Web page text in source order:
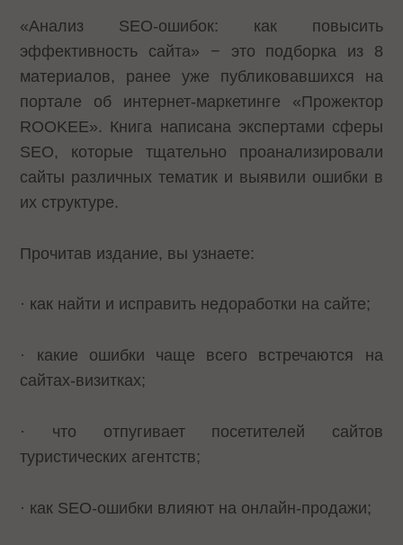
«Анализ SEO-ошибок: как повысить
эффективность сайта» − это подборка из 8
материалов, ранее уже публиковавшихся на
портале об интернет-маркетинге «Прожектор
ROOKEE». Книга написана экспертами сферы
SEO, которые тщательно проанализировали
сайты различных тематик и выявили ошибки в
их структуре.
Прочитав издание, вы узнаете:
· как найти и исправить недоработки на сайте;
· какие ошибки чаще всего встречаются на
сайтах-визитках;
· что отпугивает посетителей сайтов
туристических агентств;
· как SEO-ошибки влияют на онлайн-продажи;